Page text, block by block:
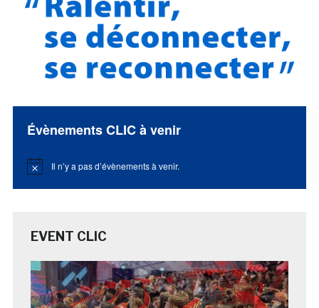
Évènements CLIC à venir
Notice Il n’y a pas d’évènements à venir.
EVENT CLIC